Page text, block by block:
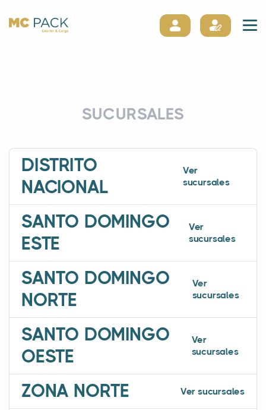
SUCURSALES
DISTRITO
NACIONAL
Ver
sucursales
SANTO DOMINGO
ESTE
Ver
sucursales
SANTO DOMINGO
NORTE
Ver
sucursales
SANTO DOMINGO
OESTE
Ver
sucursales
ZONA NORTE Ver sucursales